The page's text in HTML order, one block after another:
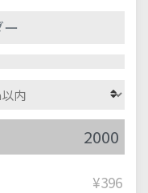
¥396